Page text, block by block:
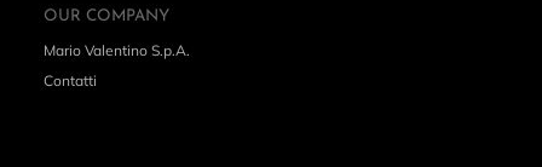
OUR COMPANY
Mario Valentino S.p.A.
Contatti